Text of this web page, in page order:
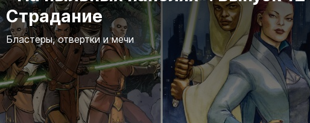
Страдание
Бластеры, отвертки и мечи